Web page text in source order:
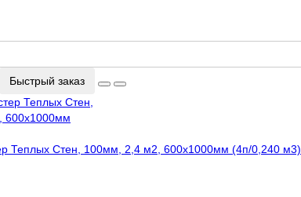
Быстрый заказ
Теплых Стен, 100мм, 2,4 м2, 600х1000мм (4п/0,240 м3)